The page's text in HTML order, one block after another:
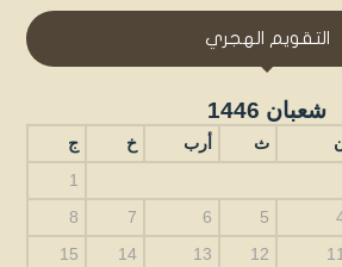
التقويم الهجري
شعبان 1446
ث أرب خ ج
1
5
6
7
8
11
12
13
14
15